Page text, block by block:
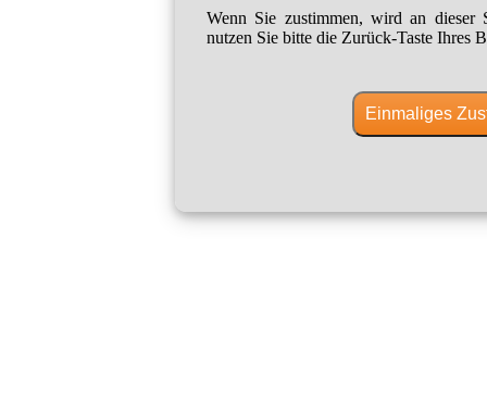
Wenn Sie zustimmen, wird an dieser
nutzen Sie bitte die Zurück-Taste Ihres
Einmaliges